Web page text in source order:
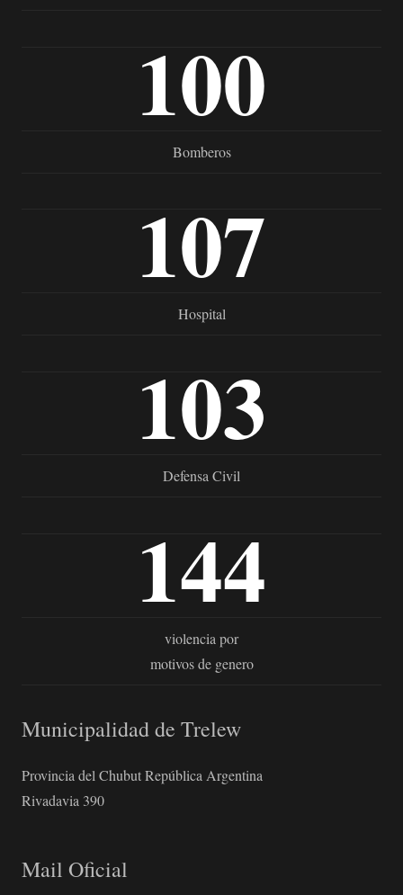
100
Bomberos
107
Hospital
103
Defensa Civil
144
violencia por
motivos de genero
Municipalidad de Trelew
Provincia del Chubut República Argentina
Rivadavia 390
Mail Oficial